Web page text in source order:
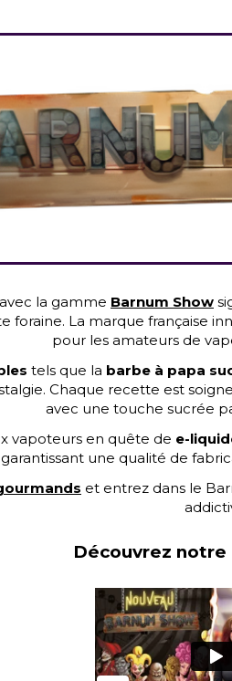
la gamme Barnum Show
foraine. La marque française
pour les amateurs de
tels que la barbe à papa
Chaque recette est
avec une touche sucrée
vapoteurs en quête de e-
garantissant une qualité de
et entrez dans le
Découvrez notre